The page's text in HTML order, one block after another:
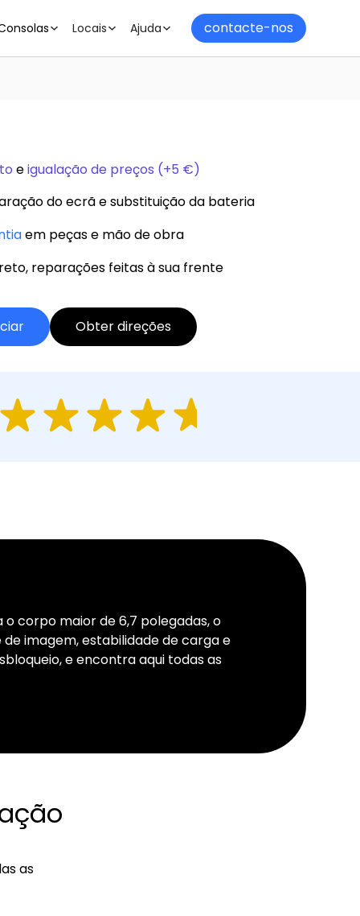
Locais Ajuda contacte-nos
eigualação de preços (+5 €)
do ecrã e substituição da bateria
em peças e mão de obra
reparações feitas à sua frente
Obter direções
corpo maior de 6,7 polegadas, o
imagem, estabilidade de carga e
e encontra aqui todas as
as